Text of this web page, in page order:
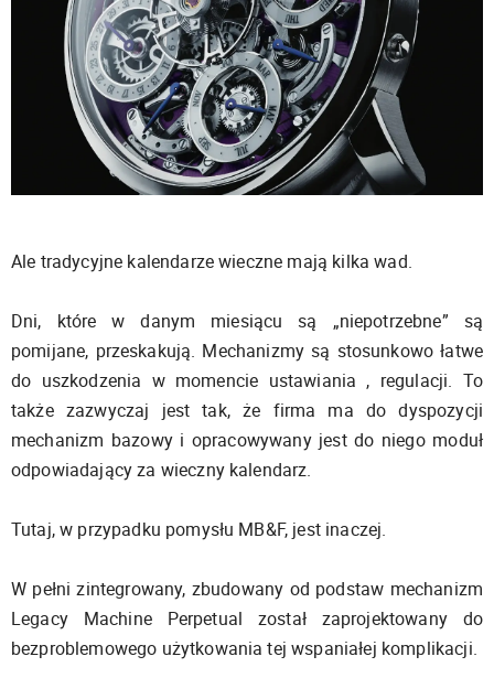
Ale tradycyjne kalendarze wieczne mają kilka wad.
Dni, które w danym miesiącu są „niepotrzebne” są
pomijane, przeskakują. Mechanizmy są stosunkowo łatwe
do uszkodzenia w momencie ustawiania , regulacji. To
także zazwyczaj jest tak, że firma ma do dyspozycji
mechanizm bazowy i opracowywany jest do niego moduł
odpowiadający za wieczny kalendarz.
Tutaj, w przypadku pomysłu MB&F, jest inaczej.
W pełni zintegrowany, zbudowany od podstaw mechanizm
Legacy Machine Perpetual został zaprojektowany do
bezproblemowego użytkowania tej wspaniałej komplikacji.